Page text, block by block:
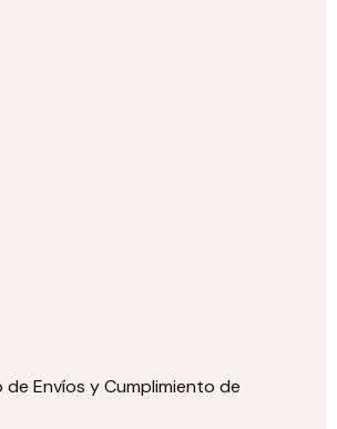
Envíos y Cumplimiento de